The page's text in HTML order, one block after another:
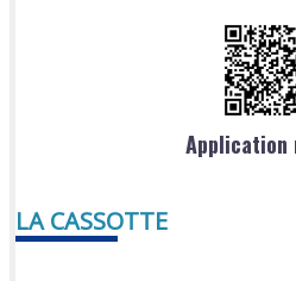
Application
LA CASSOTTE